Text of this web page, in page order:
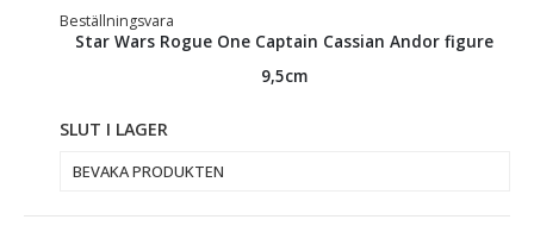
Beställningsvara
Star Wars Rogue One Captain Cassian Andor figure
9,5cm
SLUT I LAGER
BEVAKA PRODUKTEN